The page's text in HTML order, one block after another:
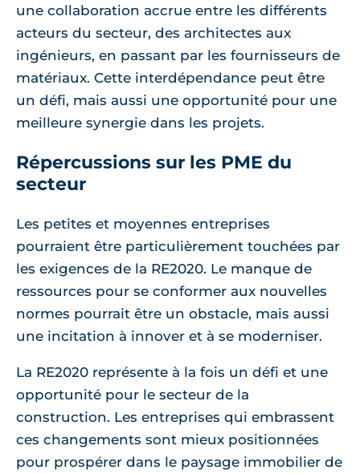
une collaboration accrue entre les différents
acteurs du secteur, des architectes aux
ingénieurs, en passant par les fournisseurs de
matériaux. Cette interdépendance peut être
un défi, mais aussi une opportunité pour une
meilleure synergie dans les projets.
Répercussions sur les PME du
secteur
Les petites et moyennes entreprises
pourraient être particulièrement touchées par
les exigences de la RE2020. Le manque de
ressources pour se conformer aux nouvelles
normes pourrait être un obstacle, mais aussi
une incitation à innover et à se moderniser.
La RE2020 représente à la fois un défi et une
opportunité pour le secteur de la
construction. Les entreprises qui embrassent
ces changements sont mieux positionnées
pour prospérer dans le paysage immobilier de